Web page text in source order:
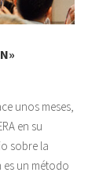
unos meses,
en su
sobre la
es un método